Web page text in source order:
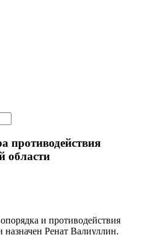
противодействия
области
и противодействия
Ренат Валиуллин.